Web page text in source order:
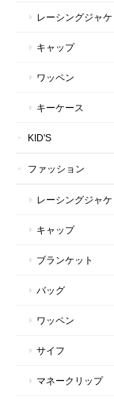
レーシングジャケ
キャップ
ワッペン
キーケース
KID'S
ファッション
レーシングジャケ
キャップ
ブランケット
バッグ
ワッペン
サイフ
マネークリップ